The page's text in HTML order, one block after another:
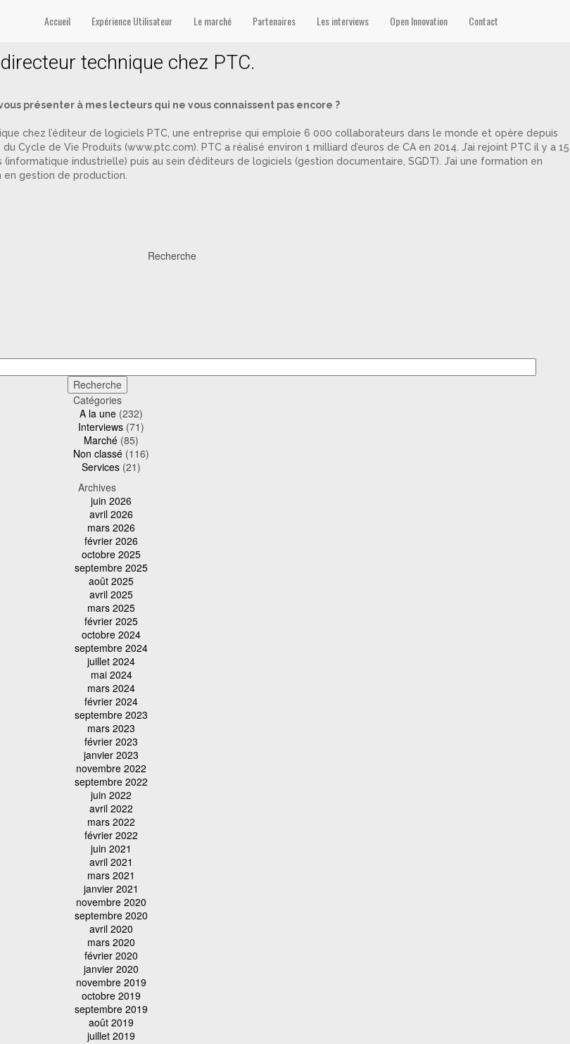
Accueil Expérience Utilisateur Le marché Partenaires Les interviews Open Innovation Contact
technique chez PTC.
présenter à mes lecteurs qui ne vous connaissent pas encore ?
chez l’éditeur de logiciels PTC, une entreprise qui emploie 6 000 collaborateurs dans le monde et opère depuis
Cycle de Vie Produits (www.ptc.com). PTC a réalisé environ 1 milliard d’euros de CA en 2014. J’ai rejoint PTC il y a 15
industrielle) puis au sein d’éditeurs de logiciels (gestion documentaire, SGDT). J’ai une formation en
gestion de production.
Recherche
Catégories
A la une (232)
Interviews (71)
Marché (85)
Non classé (116)
Services (21)
Archives
juin 2026
avril 2026
mars 2026
février 2026
octobre 2025
septembre 2025
août 2025
avril 2025
mars 2025
février 2025
octobre 2024
septembre 2024
juillet 2024
mai 2024
mars 2024
février 2024
septembre 2023
mars 2023
février 2023
janvier 2023
novembre 2022
septembre 2022
juin 2022
avril 2022
mars 2022
février 2022
juin 2021
avril 2021
mars 2021
janvier 2021
novembre 2020
septembre 2020
avril 2020
mars 2020
février 2020
janvier 2020
novembre 2019
octobre 2019
septembre 2019
août 2019
juillet 2019